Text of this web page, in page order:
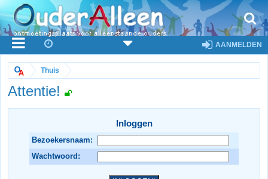
AANMELDEN
Thuis
Attentie!
Inloggen
Bezoekersnaam:
Wachtwoord: